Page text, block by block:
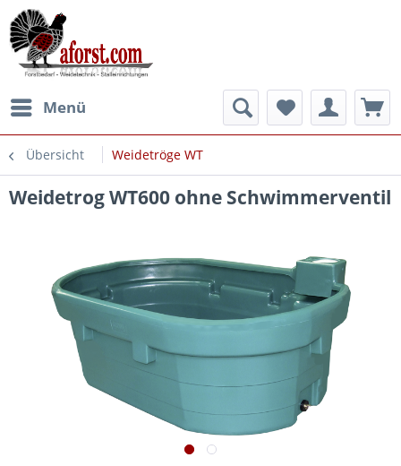
Menü
Übersicht Weidetröge WT
Weidetrog WT600 ohne Schwimmerventil